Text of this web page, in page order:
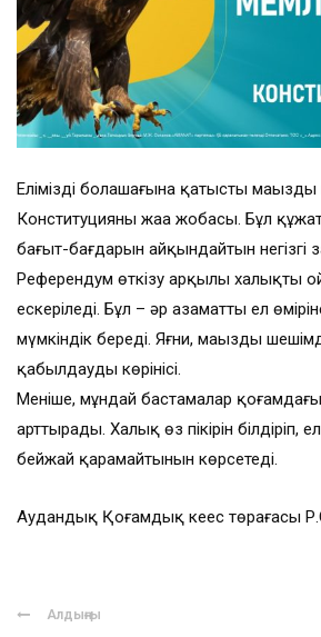
Еліміздің болашағына қатысты маңызды
Конституцияның жаңа жобасы. Бұл
бағыт-бағдарын айқындайтын негізгі
Референдум өткізу арқылы халықтың
ескеріледі. Бұл – әр азаматтың ел
мүмкіндік береді. Яғни, маңызды
қабылдаудың көрінісі.
Меніңше, мұндай бастамалар қоғамдағы
арттырады. Халық өз пікірін білдіріп,
бейжай қарамайтынын көрсетеді.
Аудандық Қоғамдық кеңес төрағасы
Алдыңғы